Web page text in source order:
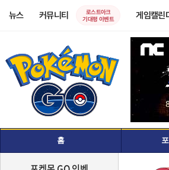
뉴스 커뮤니티
로스트아크
기대평 이벤트
게임캘린
홈